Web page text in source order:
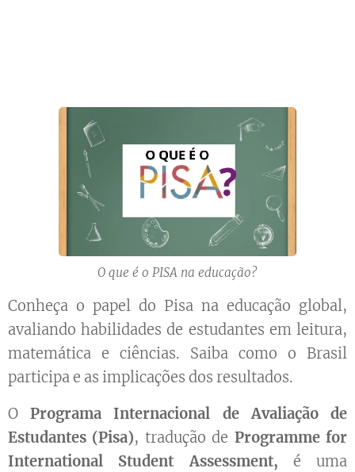
O que é o PISA na educação?
Conheça o papel do Pisa na educação global,
avaliando habilidades de estudantes em leitura,
matemática e ciências. Saiba como o Brasil
participa e as implicações dos resultados.
O Programa Internacional de Avaliação de
Estudantes (Pisa), tradução de Programme for
International Student Assessment, é uma